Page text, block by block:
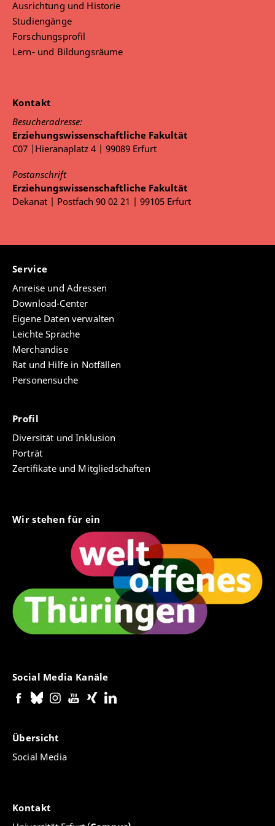
Linda (2019):
Englischunterricht – das geht doch (gar nicht)?!
Erfahrungen in den Jahrgängen 4-6 einer Thüringer
Gemeinschaftsschule. In: Pädagogik. Jg. 71. Heft
(2018):
Beziehungsweise(n) geG.
Hammel, Mandy / Huy, Christoph (2017):
jahrgangsübergreifender Englischunterricht an der
TGS „Kulturanum“, Jena in den Jahrgängen 4-6. In:
Jacobs/Herker (Hrsg.): Jenaplan-Pädagogik in
Huy, Christoph (2015):
SchülerInnen zur (Wieder-) Entdeckung persönlicher
Lernressourcen unter Einbezug somatischer Marker.
In: Systemische Pädagogik, Heft 5 (1/2015).
Heidelberg: Carl Auer
Mitgliedschaften
(DGsP)
Ausrichtung und Historie
Studiengänge
Forschungsprofil
Lern- und Bildungsräume
Kontakt
Besucheradresse:
Erziehungswissenschaftliche Fakultät
C07 |Hieranaplatz 4 | 99089 Erfurt
Postanschrift
Erziehungswissenschaftliche Fakultät
Dekanat | Postfach 90 02 21 | 99105 Erfurt
Service
Anreise und Adressen
Download-Center
Eigene Daten verwalten
Leichte Sprache
Merchandise
Rat und Hilfe in Notfällen
Personensuche
Profil
Diversität und Inklusion
Porträt
Zertifikate und Mitgliedschaften
Wir stehen für ein
Social Media Kanäle
Übersicht
Social Media
Kontakt